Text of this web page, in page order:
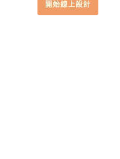
開始線上設計